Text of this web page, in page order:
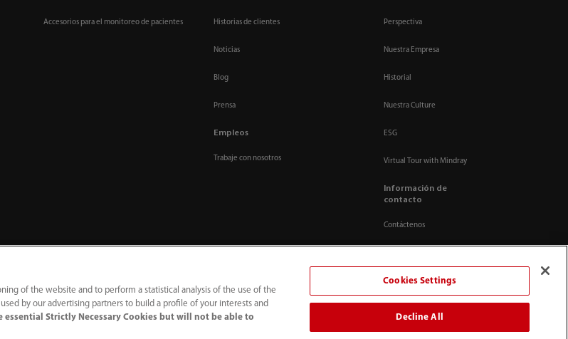
Accesorios para el monitoreo de pacientes Historias de clientes
Noticias
Blog
Prensa
Empleos
Trabaje con nosotros
Perspectiva
Nuestra Empresa
Historial
Nuestra Culture
ESG
Virtual Tour with Mindray
Información de
contacto
Contáctenos
of the website and to perform a statistical analysis of the use of the
by our advertising partners to build a profile of your interests and
Strictly Necessary Cookies but will not be able to
Cookies Settings
Decline All